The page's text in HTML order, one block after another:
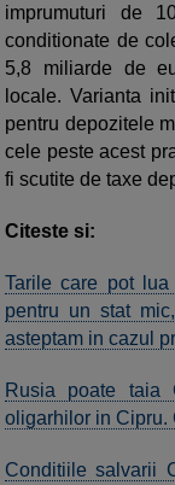
imprumuturi de
conditionate de
5,8 miliarde de
locale. Varianta
pentru depozitele
cele peste acest
fi scutite de taxe
Citeste si:
Tarile care pot
pentru un stat
asteptam in cazul
Rusia poate taia
oligarhilor in Cipru.
Conditiile salvarii